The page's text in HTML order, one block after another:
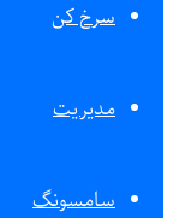
سرخ کن
مدیریت
سامسونگ